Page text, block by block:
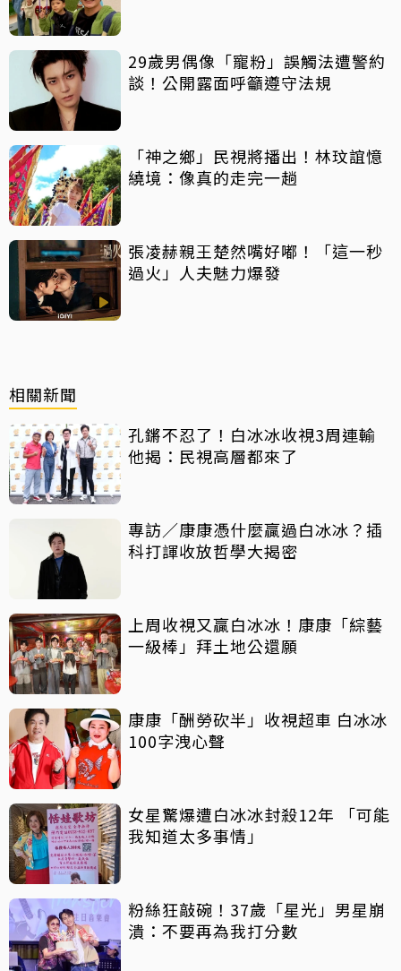
29歲男偶像「寵粉」誤觸法遭警約
談！公開露面呼籲遵守法規
「神之鄉」民視將播出！林玟誼憶
繞境：像真的走完一趟
張凌赫親王楚然嘴好嘟！「這一秒
過火」人夫魅力爆發
相關新聞
孔鏘不忍了！白冰冰收視3周連輸
他揭：民視高層都來了
專訪／康康憑什麼贏過白冰冰？插
科打諢收放哲學大揭密
上周收視又贏白冰冰！康康「綜藝
一級棒」拜土地公還願
康康「酬勞砍半」收視超車 白冰冰
100字洩心聲
女星驚爆遭白冰冰封殺12年 「可能
我知道太多事情」
粉絲狂敲碗！37歲「星光」男星崩
潰：不要再為我打分數